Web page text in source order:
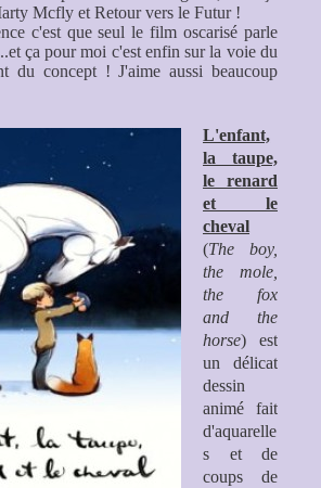
Mcfly et Retour vers le Futur !
c'est que seul le film oscarisé parle
ça pour moi c'est enfin sur la voie du
du concept ! J'aime aussi beaucoup
L'enfant,
la taupe,
le renard
et le
cheval
(The boy,
the mole,
the fox
and the
horse) est
un délicat
dessin
animé fait
d'aquarelle
s et de
coups de